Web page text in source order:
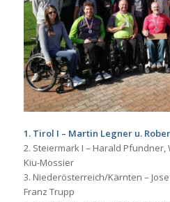
1. Tirol I – Martin Legner u.
2. Steiermark I – Harald Pfundner,
Kiu-Mossier
3. Niederösterreich/Kärnten –
Franz Trupp